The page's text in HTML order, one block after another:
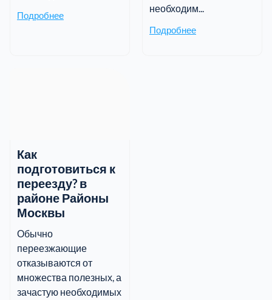
Подробнее
необходим...
Подробнее
Как
подготовиться к
переезду? в
районе Районы
Москвы
Обычно
переезжающие
отказываются от
множества полезных, а
зачастую необходимых